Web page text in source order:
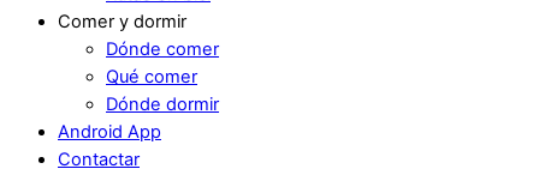
Comer y dormir
Dónde comer
Qué comer
Dónde dormir
Android App
Contactar